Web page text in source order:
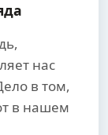
нас
в том,
в нашем